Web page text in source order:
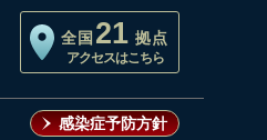
全国 21 拠点
アクセスはこちら
感染症予防方針